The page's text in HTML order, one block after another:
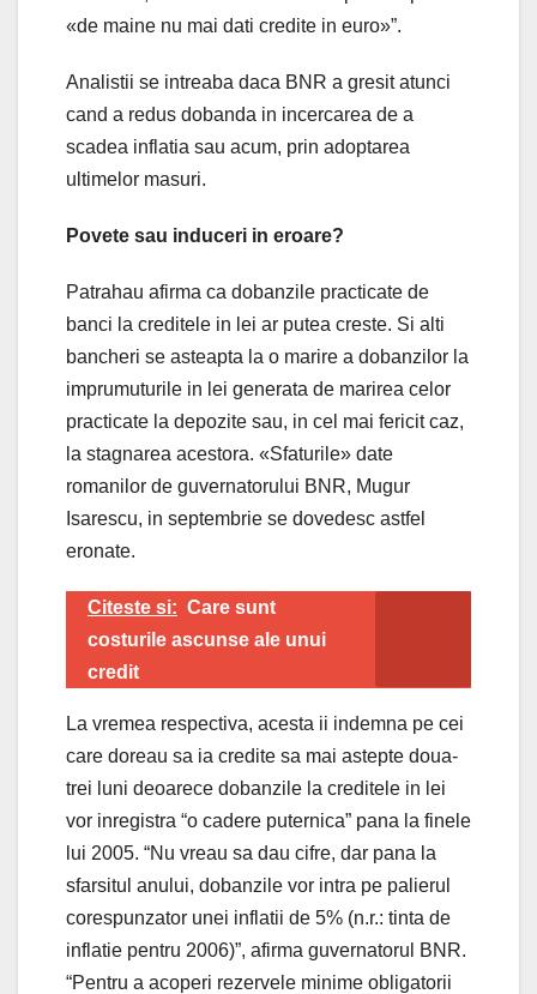
«de maine nu mai dati credite in euro»”.
Analistii se intreaba daca BNR a gresit atunci
cand a redus dobanda in incercarea de a
scadea inflatia sau acum, prin adoptarea
ultimelor masuri.
Povete sau induceri in eroare?
Patrahau afirma ca dobanzile practicate de
banci la creditele in lei ar putea creste. Si alti
bancheri se asteapta la o marire a dobanzilor la
imprumuturile in lei generata de marirea celor
practicate la depozite sau, in cel mai fericit caz,
la stagnarea acestora. «Sfaturile» date
romanilor de guvernatorului BNR, Mugur
Isarescu, in septembrie se dovedesc astfel
eronate.
Citeste si: Care sunt
costurile ascunse ale unui
credit
La vremea respectiva, acesta ii indemna pe cei
care doreau sa ia credite sa mai astepte doua-
trei luni deoarece dobanzile la creditele in lei
vor inregistra “o cadere puternica” pana la finele
lui 2005. “Nu vreau sa dau cifre, dar pana la
sfarsitul anului, dobanzile vor intra pe palierul
corespunzator unei inflatii de 5% (n.r.: tinta de
inflatie pentru 2006)”, afirma guvernatorul BNR.
“Pentru a acoperi rezervele minime obligatorii